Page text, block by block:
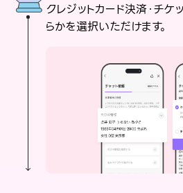
クレジットカード決済・チケ
らかを選択いただけます。